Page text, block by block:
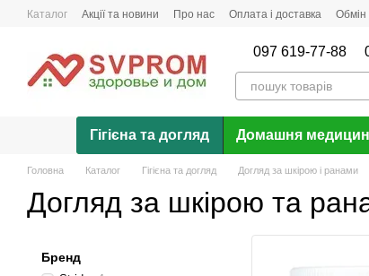
Перейти до основного контенту
Каталог Акції та новини Про нас Оплата і доставка Обмін
097 619-77-88
Гігієна та догляд Домашня
Головна Каталог Гігієна та догляд Догляд за шкірою і ранами
Догляд за шкірою та
Бренд